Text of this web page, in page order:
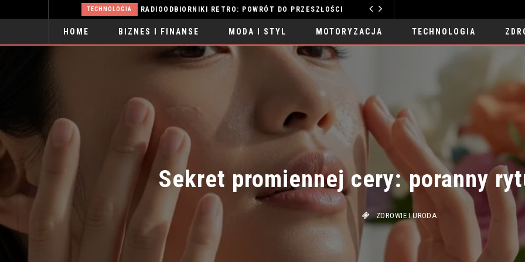
TECHNOLOGIA RADIOODBIORNIKI RETRO: POWRÓT DO PRZESZŁOŚCI
HOME BIZNES I FINANSE MODA I STYL MOTORYZACJA TECHNOLOGIA
Sekret promiennej cery: poranny